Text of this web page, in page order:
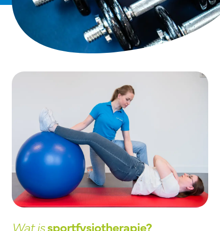
Wat issportfysiotherapie?